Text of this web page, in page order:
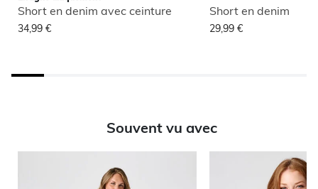
Short en denim avec ceinture
34,99 €
Short en denim
29,99 €
Souvent vu avec